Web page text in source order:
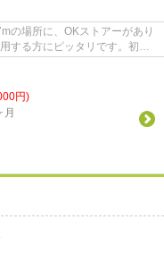
の場所に、OKストアーがあり
する方にピッタリです。初期
円)
月